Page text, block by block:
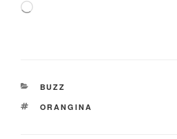
Chargement…
CATÉGORIES
BUZZ
ÉTIQUETTES
ORANGINA